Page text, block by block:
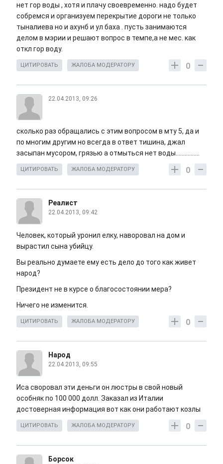
нет гор воды , хотя и плачу своевременно. надо будет
собремся и организуем перекрытие дороги не только
тыналиева но и ахунб и ул баха . пусть занимаются
делом в мэрии и решают вопрос в темпе,а не мес. как
откл гор воду.
0
ЦИТИРОВАТЬ ЖАЛОБА МОДЕРАТОРУ
22.04.2013, 09:26
сколько раз обращались с этим вопросом в мту 5, да и
по многим другим но всегда в ответ тишина, джал
засыпан мусором, грязью а отмыться нет воды................
0
ЦИТИРОВАТЬ ЖАЛОБА МОДЕРАТОРУ
Реалист
22.04.2013, 09:42
Человек, который уронил елку, наворовал на дом и
вырастил сына убийцу.
Вы реально думаете ему есть дело до того как живет
народ?
Президент не в курсе о благосостоянии мера?
Ничего не изменится.
0
ЦИТИРОВАТЬ ЖАЛОБА МОДЕРАТОРУ
Народ
22.04.2013, 09:55
Иса своровал эти деньги он люстры в свой новый
особняк по 100 000 долл. Заказал из Италии
достоверная информация вот как они работают козлы
0
ЦИТИРОВАТЬ ЖАЛОБА МОДЕРАТОРУ
Борсок